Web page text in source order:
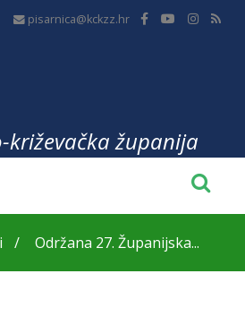
pisarnica@kckzz.hr
križevačka županija
Održana 27. Županijska...